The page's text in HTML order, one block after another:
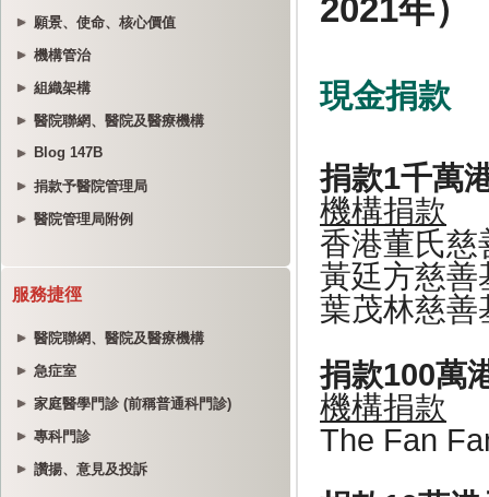
願景、使命、核心價值
機構管治
組織架構
醫院聯網、醫院及醫療機構
Blog 147B
捐款予醫院管理局
醫院管理局附例
服務捷徑
醫院聯網、醫院及醫療機構
急症室
家庭醫學門診 (前稱普通科門診)
專科門診
讚揚、意見及投訴